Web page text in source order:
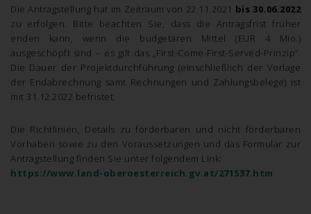
Die Antragstellung hat im Zeitraum von 22.11.2021 bis 30.06.2022
zu erfolgen. Bitte beachten Sie, dass die Antragsfrist früher
enden kann, wenn die budgetären Mittel (EUR 4 Mio.)
ausgeschöpft sind – es gilt das „First-Come-First-Served-Prinzip“.
Die Dauer der Projektdurchführung (einschließlich der Vorlage
der Endabrechnung samt Rechnungen und Zahlungsbelege) ist
mit 31.12.2022 befristet.
Die Richtlinien, Details zu förderbaren und nicht förderbaren
Vorhaben sowie zu den Voraussetzungen und das Formular zur
Antragstellung finden Sie unter folgendem Link:
https://www.land-oberoesterreich.gv.at/271537.htm